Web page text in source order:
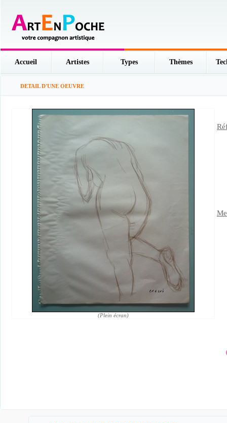
Accueil Artistes Types Thèmes
DETAIL D'UNE OEUVRE
(Plein écran)